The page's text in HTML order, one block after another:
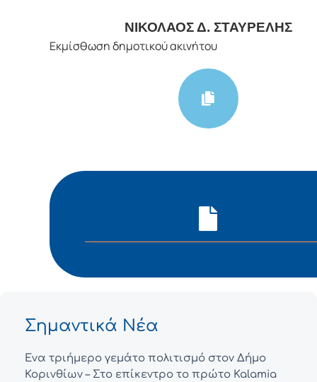
ΝΙΚΟΛΑΟΣ Δ. ΣΤΑΥΡΕΛΗΣ
Εκμίσθωση δημοτικού ακινήτου
Σημαντικά Νέα
Ένα τριήμερο γεμάτο πολιτισμό στον Δήμο
Κορινθίων – Στο επίκεντρο το πρώτο Kalamia